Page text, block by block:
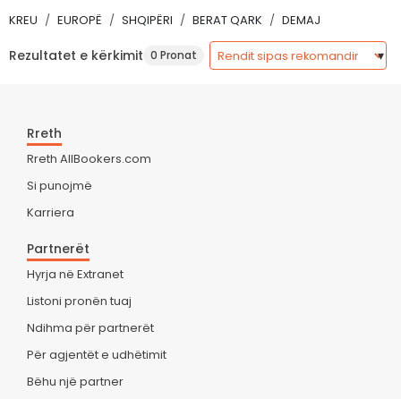
KREU EUROPË SHQIPËRI BERAT QARK DEMAJ
Rezultatet e kërkimit 0 Pronat
Rreth
Rreth AllBookers.com
Si punojmë
Karriera
Partnerët
Hyrja në Extranet
Listoni pronën tuaj
Ndihma për partnerët
Për agjentët e udhëtimit
Bëhu një partner